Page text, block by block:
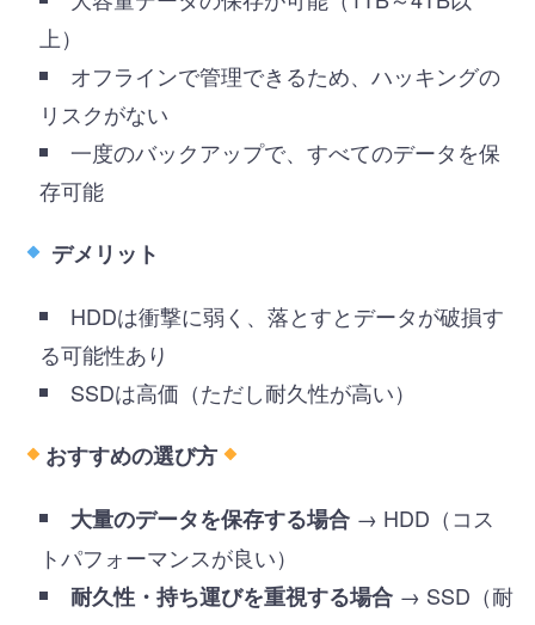
上）
オフラインで管理できるため、ハッキングの
リスクがない
一度のバックアップで、すべてのデータを保
存可能
デメリット
HDDは衝撃に弱く、落とすとデータが破損す
る可能性あり
SSDは高価（ただし耐久性が高い）
おすすめの選び方
大量のデータを保存する場合→ HDD（コス
トパフォーマンスが良い）
耐久性・持ち運びを重視する場合→ SSD（耐